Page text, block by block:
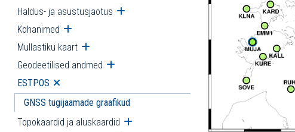
Haldus- ja asustusjaotus Ava alammenüü
Kohanimed Ava alammenüü
Mullastiku kaart Ava alammenüü
Geodeetilised andmed Ava alammenüü
ESTPOS Ava alammenüü
GNSS tugijaamade graafikud
Topokaardid ja aluskaardid Ava alammenüü